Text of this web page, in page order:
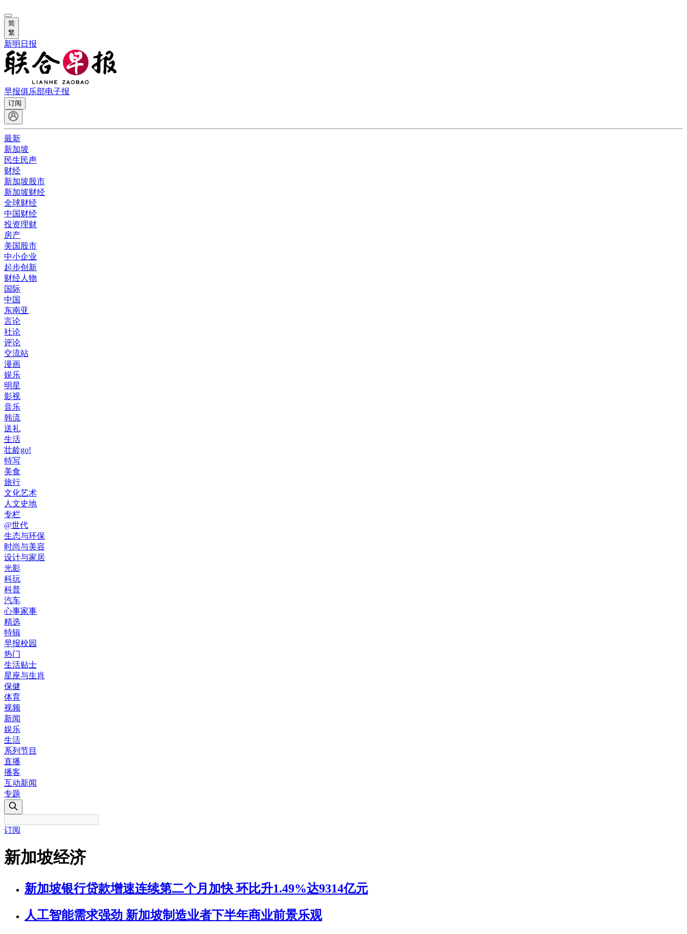
简
繁
新明日报
早报俱乐部电子报
订阅
最新
新加坡
民生民声
财经
新加坡股市
新加坡财经
全球财经
中国财经
投资理财
房产
美国股市
中小企业
起步创新
财经人物
国际
中国
东南亚
言论
社论
评论
交流站
漫画
娱乐
明星
影视
音乐
韩流
送礼
生活
壮龄go!
特写
美食
旅行
文化艺术
人文史地
专栏
@世代
生态与环保
时尚与美容
设计与家居
光影
科玩
科普
汽车
心事家事
精选
特辑
早报校园
热门
生活贴士
星座与生肖
保健
体育
视频
新闻
娱乐
生活
系列节目
直播
播客
互动新闻
专题
订阅
新加坡经济
新加坡银行贷款增速连续第二个月加快 环比升1.49%达9314亿元
人工智能需求强劲 新加坡制造业者下半年商业前景乐观